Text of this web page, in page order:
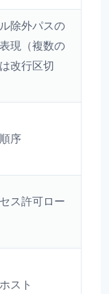
除外パスの
現（複数の
改行区切
序
ス許可ロー
スト